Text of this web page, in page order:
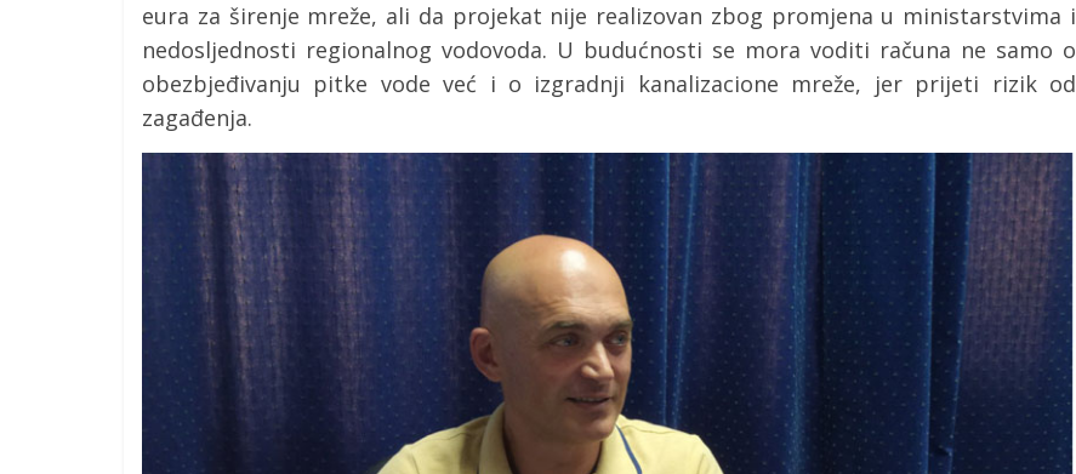
eura za širenje mreže, ali da projekat nije realizovan zbog promjena u ministarstvima i
nedosljednosti regionalnog vodovoda. U budućnosti se mora voditi računa ne samo o
obezbjeđivanju pitke vode već i o izgradnji kanalizacione mreže, jer prijeti rizik od
zagađenja.